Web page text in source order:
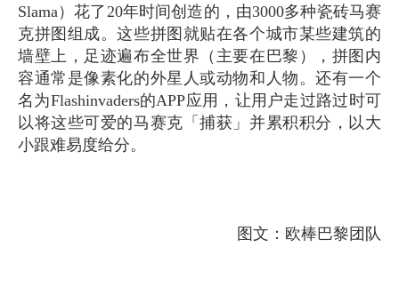
Slama）花了20年时间创造的，由3000多种瓷砖马赛
克拼图组成。这些拼图就贴在各个城市某些建筑的
墙壁上，足迹遍布全世界（主要在巴黎），拼图内
容通常是像素化的外星人或动物和人物。还有一个
名为Flashinvaders的APP应用，让用户走过路过时可
以将这些可爱的马赛克「捕获」并累积积分，以大
小跟难易度给分。
图文：欧棒巴黎团队